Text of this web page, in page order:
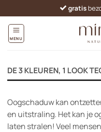
naar
inhoud
gratis
MENU
DE 3 KLEUREN, 1 LOOK
Oogschaduw kan
en uitstraling. Het kan je
laten stralen! Veel